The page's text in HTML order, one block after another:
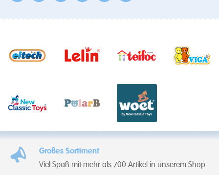
Großes Sortiment
Viel Spaß mit mehr als 700 Artikel in unserem Shop.